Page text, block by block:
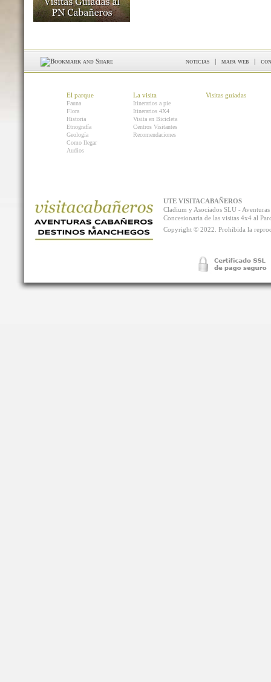
noticias | mapa web |
El parque
Fauna
Flora
Historia
Etnografía
Geología
Como llegar
Audios
La visita
Itinerarios a pie
Itinerarios 4X4
Visita en Bicicleta
Centros Visitantes
Recomendaciones
Visitas guiadas
UTE VISITACABAÑEROS
Cladium y Asociados SLU -
Concesionaria de las visitas 4x4 al
Copyright © 2022. Prohibida la